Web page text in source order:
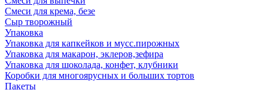
Смеси для крема, безе
Сыр творожный
Упаковка
Упаковка для капкейков и мусс.пирожных
Упаковка для макарон, эклеров,зефира
Упаковка для шоколада, конфет, клубники
Коробки для многоярусных и больших тортов
Пакеты